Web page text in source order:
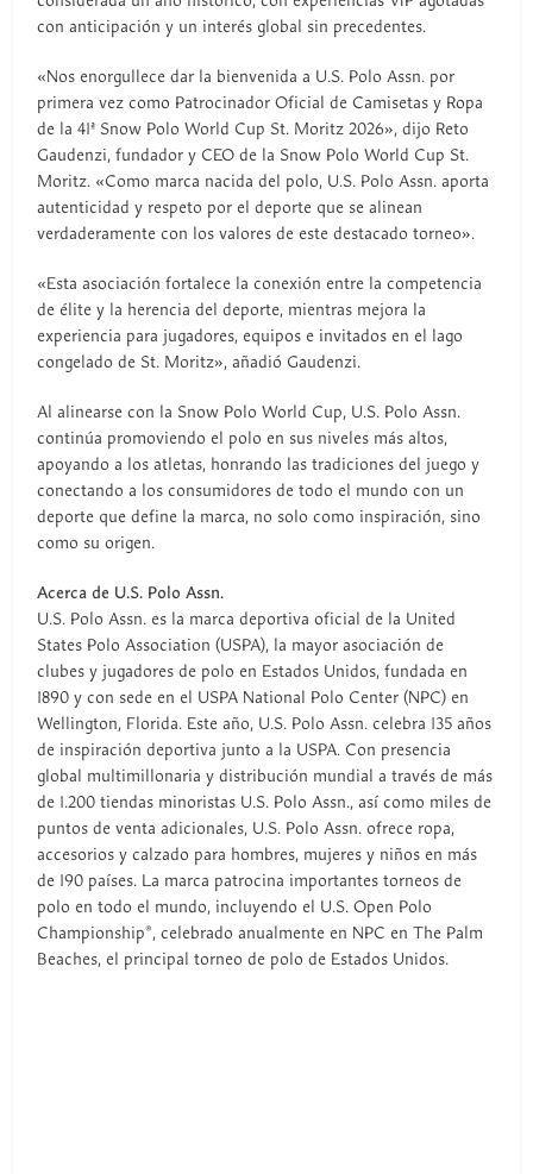
con anticipación y un interés global sin precedentes.
«Nos enorgullece dar la bienvenida a U.S. Polo Assn. por
primera vez como Patrocinador Oficial de Camisetas y Ropa
de la 41ª Snow Polo World Cup St. Moritz 2026», dijo Reto
Gaudenzi, fundador y CEO de la Snow Polo World Cup St.
Moritz. «Como marca nacida del polo, U.S. Polo Assn. aporta
autenticidad y respeto por el deporte que se alinean
verdaderamente con los valores de este destacado torneo».
«Esta asociación fortalece la conexión entre la competencia
de élite y la herencia del deporte, mientras mejora la
experiencia para jugadores, equipos e invitados en el lago
congelado de St. Moritz», añadió Gaudenzi.
Al alinearse con la Snow Polo World Cup, U.S. Polo Assn.
continúa promoviendo el polo en sus niveles más altos,
apoyando a los atletas, honrando las tradiciones del juego y
conectando a los consumidores de todo el mundo con un
deporte que define la marca, no solo como inspiración, sino
como su origen.
Acerca de U.S. Polo Assn.
U.S. Polo Assn. es la marca deportiva oficial de la United
States Polo Association (USPA), la mayor asociación de
clubes y jugadores de polo en Estados Unidos, fundada en
1890 y con sede en el USPA National Polo Center (NPC) en
Wellington, Florida. Este año, U.S. Polo Assn. celebra 135 años
de inspiración deportiva junto a la USPA. Con presencia
global multimillonaria y distribución mundial a través de más
de 1.200 tiendas minoristas U.S. Polo Assn., así como miles de
puntos de venta adicionales, U.S. Polo Assn. ofrece ropa,
accesorios y calzado para hombres, mujeres y niños en más
de 190 países. La marca patrocina importantes torneos de
polo en todo el mundo, incluyendo el U.S. Open Polo
Championship®, celebrado anualmente en NPC en The Palm
Beaches, el principal torneo de polo de Estados Unidos.